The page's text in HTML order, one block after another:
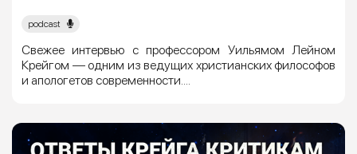
podcast
Свежее интервью с профессором Уильямом Лейном
Крейгом — одним из ведущих христианских философов
и апологетов современности....